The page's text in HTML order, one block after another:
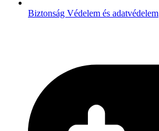
Biztonság Védelem és adatvédelem